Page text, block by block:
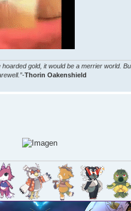
gold, it would be a merrier world.
-Thorin Oakenshield